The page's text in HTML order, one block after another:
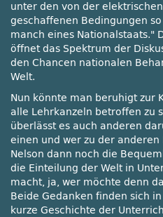
unter den von der
geschaffenen Bedingungen
manch eines Nationalstaats.
öffnet das Spektrum der
den Chancen nationalen
Welt.
Nun könnte man beruhigt zur
alle Lehrkanzeln betroffen zu
überlässt es auch anderen
einen und wer zu der anderen
Nelson dann noch die
die Einteilung der Welt in
macht, ja, wer möchte denn
Beide Gedanken finden sich in
kurze Geschichte der